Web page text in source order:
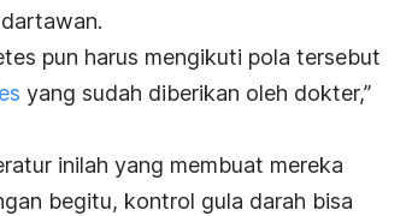
pun harus mengikuti pola tersebut
yang sudah diberikan oleh dokter,”
inilah yang membuat mereka
begitu, kontrol gula darah bisa